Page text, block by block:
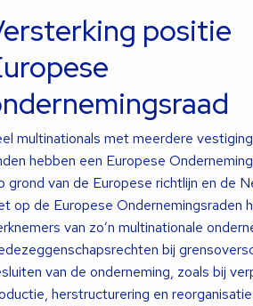
positie
multinationals met meerdere
hebben een Europese
grond van de Europese richtlijn en de
op de Europese Ondernemingsraden
van zo’n multinationale
bij
van de onderneming, zoals bij
herstructurering en